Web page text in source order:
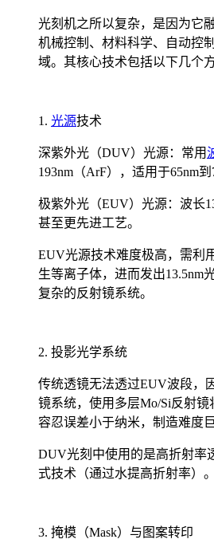
光刻机之所以复杂，是因为它
机械控制、材料科学、自动控
域。其核心技术包括以下几个方
1. 光源技术
深紫外光（DUV）光源：常用
193nm（ArF），适用于65nm到
极紫外光（EUV）光源：波长
甚至更先进工艺。
EUV光源技术难度极高，需利
生等离子体，进而发出13.5nm
复杂的反射镜系统。
2. 投影光学系统
传统透镜无法透过EUV波段，
镜系统，使用多层Mo/Si反射镜
容忍误差小于纳米，制造难度巨
DUV光刻中使用的是高折射率
式技术（通过水提高折射率）。
3. 掩模（Mask）与图案转印